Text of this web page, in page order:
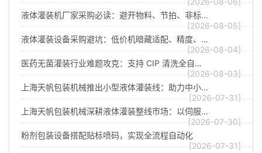
液体灌装机厂家采购必读：避开物料、节拍、非标…
[2026-08-05]
液体灌装设备采购避坑：低价机暗藏适配、精度、…
[2026-08-04]
医药无菌灌装行业难题攻克：支持 CIP 清洗全自…
[2026-08-03]
上海天帆包装机械推出小型液体灌装线：助力中小…
[2026-07-31]
上海天帆包装机械深耕液体灌装整线市场：以伺服…
[2026-07-30]
粉剂包装设备搭配贴标喷码，实现全流程自动化
[2026-07-31]